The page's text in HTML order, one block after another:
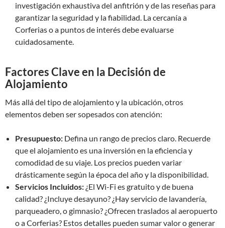
investigación exhaustiva del anfitrión y de las reseñas para
garantizar la seguridad y la fiabilidad. La cercanía a
Corferias o a puntos de interés debe evaluarse
cuidadosamente.
Factores Clave en la Decisión de
Alojamiento
Más allá del tipo de alojamiento y la ubicación, otros
elementos deben ser sopesados con atención:
Presupuesto: Defina un rango de precios claro. Recuerde
que el alojamiento es una inversión en la eficiencia y
comodidad de su viaje. Los precios pueden variar
drásticamente según la época del año y la disponibilidad.
Servicios Incluidos: ¿El Wi-Fi es gratuito y de buena
calidad? ¿Incluye desayuno? ¿Hay servicio de lavandería,
parqueadero, o gimnasio? ¿Ofrecen traslados al aeropuerto
o a Corferias? Estos detalles pueden sumar valor o generar